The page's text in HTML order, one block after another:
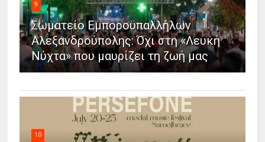
9
Σωματείο Εμποροϋπαλλήλων
Αλεξανδρούπολης: Όχι στη «Λευκή
Νύχτα» που μαυρίζει τη ζωή μας
10